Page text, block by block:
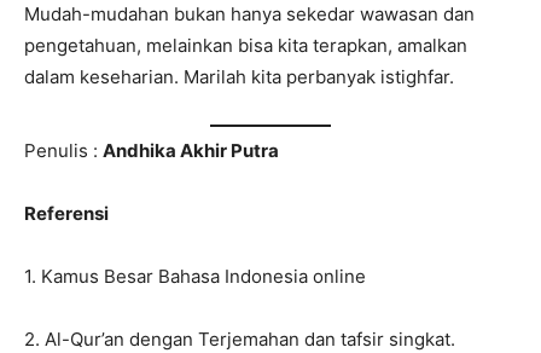
Mudah-mudahan bukan hanya sekedar wawasan dan
pengetahuan, melainkan bisa kita terapkan, amalkan
dalam keseharian. Marilah kita perbanyak istighfar.
Penulis : Andhika Akhir Putra
Referensi
1. Kamus Besar Bahasa Indonesia online
2. Al-Qur’an dengan Terjemahan dan tafsir singkat.